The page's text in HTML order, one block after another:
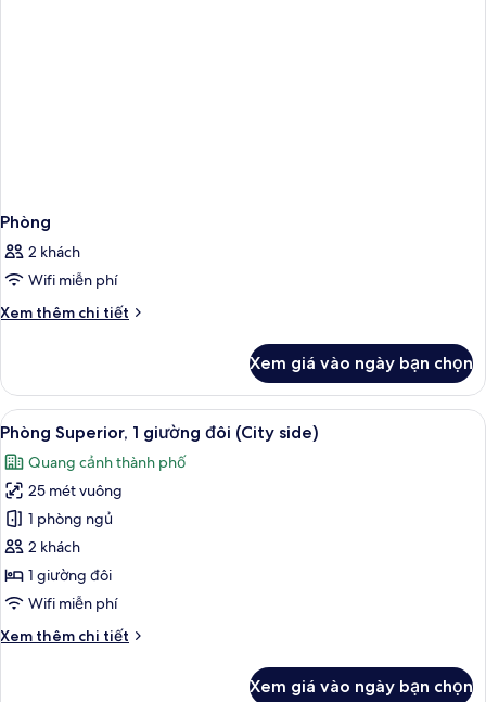
Phòng
2 khách
Wifi miễn phí
Xem thêm chi tiết
Chi
Phòng
Xem giá vào ngày bạn chọn
Xem
tất
cả
ảnh
Phòng
Superior,
1
giường
(City
Phòng Superior, 1 giường đôi (City
9
Phòng Superior, 1 giường đôi (City side)
Quang cảnh thành phố
25 mét vuông
1 phòng ngủ
2 khách
1 giường đôi
Wifi miễn phí
Xem thêm chi tiết
Chi
Xem giá vào ngày bạn chọn